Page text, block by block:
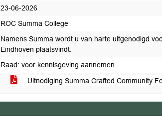
23-06-2026
ROC Summa College
Namens Summa wordt u van harte uitgenodigd
Eindhoven plaatsvindt.
Raad: voor kennisgeving aannemen
Uitnodiging Summa Crafted Community